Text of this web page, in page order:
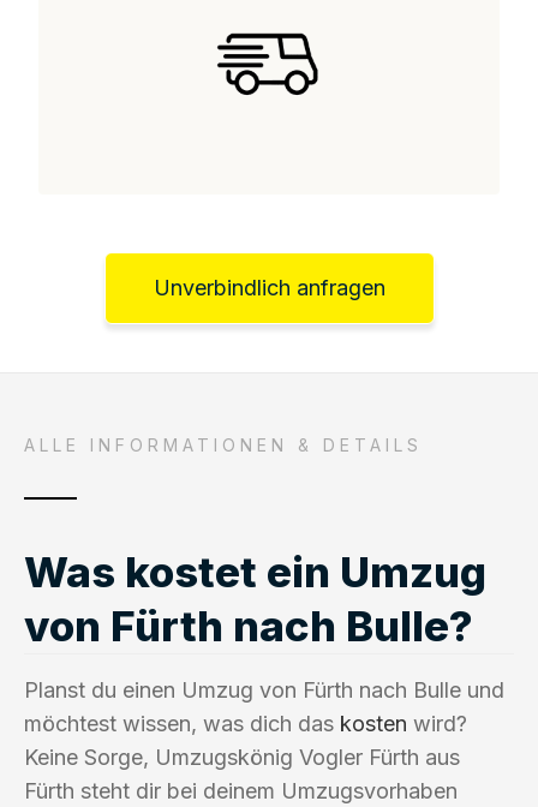
Unverbindlich anfragen
ALLE INFORMATIONEN & DETAILS
Was kostet ein Umzug
von Fürth nach Bulle?
Planst du einen Umzug von Fürth nach Bulle und
möchtest wissen, was dich das kosten wird?
Keine Sorge, Umzugskönig Vogler Fürth aus
Fürth steht dir bei deinem Umzugsvorhaben